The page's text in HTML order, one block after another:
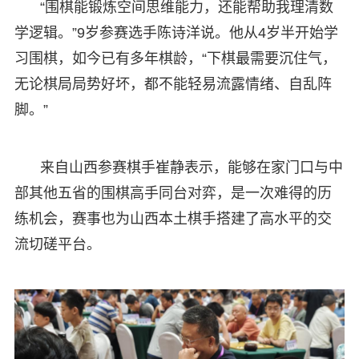
“围棋能锻炼空间思维能力，还能帮助我理清数
学逻辑。”9岁参赛选手陈诗洋说。他从4岁半开始学
习围棋，如今已有多年棋龄，“下棋最需要沉住气，
无论棋局局势好坏，都不能轻易流露情绪、自乱阵
脚。”
来自山西参赛棋手崔静表示，能够在家门口与中
部其他五省的围棋高手同台对弈，是一次难得的历
练机会，赛事也为山西本土棋手搭建了高水平的交
流切磋平台。